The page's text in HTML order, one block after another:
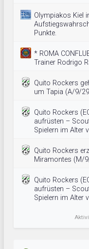
Olympiakos Kiel
Punkte.
* ROMA
Trainer Rodrigo
Quito Rockers
um Tapia (A/9/
Quito Rockers
aufrüsten –
Spielern im Alter
Quito Rockers
Miramontes (M/
Quito Rockers
aufrüsten –
Spielern im Alter